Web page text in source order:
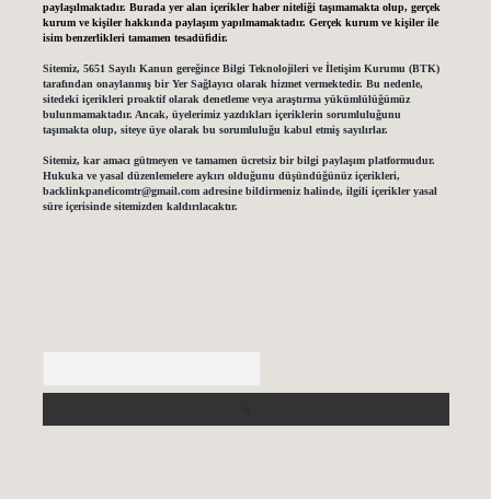
paylaşılmaktadır. Burada yer alan içerikler haber niteliği taşımamakta olup, gerçek
kurum ve kişiler hakkında paylaşım yapılmamaktadır. Gerçek kurum ve kişiler ile
isim benzerlikleri tamamen tesadüfidir.
Sitemiz, 5651 Sayılı Kanun gereğince Bilgi Teknolojileri ve İletişim Kurumu (BTK)
tarafından onaylanmış bir Yer Sağlayıcı olarak hizmet vermektedir. Bu nedenle,
sitedeki içerikleri proaktif olarak denetleme veya araştırma yükümlülüğümüz
bulunmamaktadır. Ancak, üyelerimiz yazdıkları içeriklerin sorumluluğunu
taşımakta olup, siteye üye olarak bu sorumluluğu kabul etmiş sayılırlar.
Sitemiz, kar amacı gütmeyen ve tamamen ücretsiz bir bilgi paylaşım platformudur.
Hukuka ve yasal düzenlemelere aykırı olduğunu düşündüğünüz içerikleri,
backlinkpanelicomtr@gmail.comadresine bildirmeniz halinde, ilgili içerikler yasal
süre içerisinde sitemizden kaldırılacaktır.